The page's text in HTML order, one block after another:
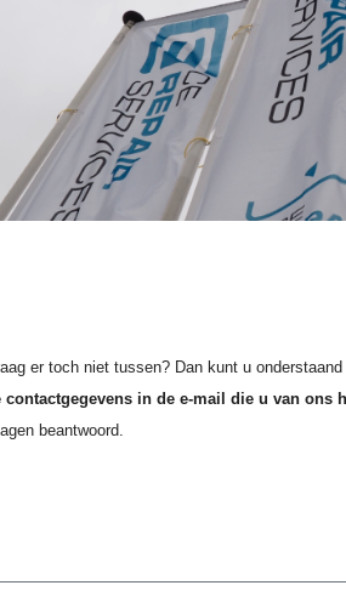
er toch niet tussen? Dan kunt u
in de e-mail die u van ons
beantwoord.